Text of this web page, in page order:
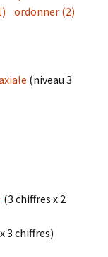
ordonner (2)
(niveau 3
(3 chiffres x 2
3 chiffres)